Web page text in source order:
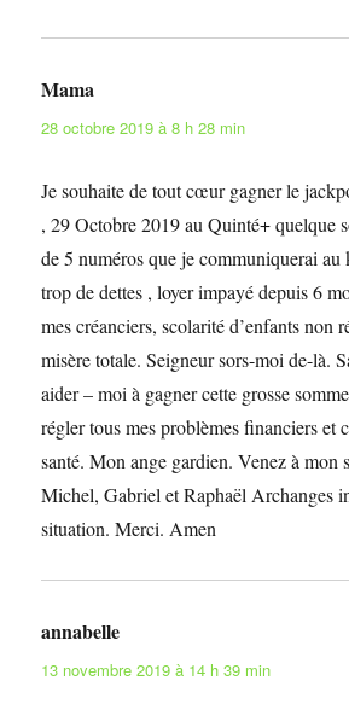
Mama
28 octobre 2019 à 8 h 28 min
Je souhaite de tout cœur gagner le
, 29 Octobre 2019 au Quinté+ quelque
de 5 numéros que je communiquerai au
trop de dettes , loyer impayé depuis 6
mes créanciers, scolarité d’enfants non
misère totale. Seigneur sors-moi de-là.
aider – moi à gagner cette grosse
régler tous mes problèmes financiers et
santé. Mon ange gardien. Venez à mon
Michel, Gabriel et Raphaël Archanges
situation. Merci. Amen
annabelle
13 novembre 2019 à 14 h 39 min